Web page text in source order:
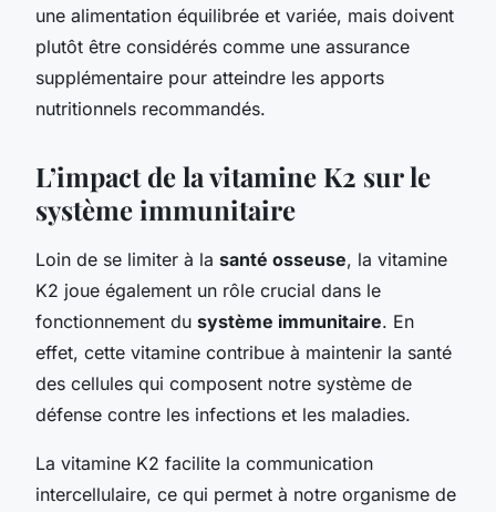
une alimentation équilibrée et variée, mais doivent
plutôt être considérés comme une assurance
supplémentaire pour atteindre les apports
nutritionnels recommandés.
L’impact de la vitamine K2 sur le
système immunitaire
Loin de se limiter à la santé osseuse, la vitamine
K2 joue également un rôle crucial dans le
fonctionnement du système immunitaire. En
effet, cette vitamine contribue à maintenir la santé
des cellules qui composent notre système de
défense contre les infections et les maladies.
La vitamine K2 facilite la communication
intercellulaire, ce qui permet à notre organisme de